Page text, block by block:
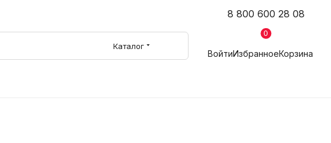
8 800 600 28 08
Каталог
ВойтиИзбранное
0
Корзина